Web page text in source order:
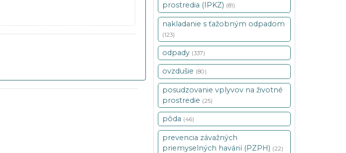
prostredia (IPKZ) (81)
nakladanie s ťažobným odpadom
(123)
odpady (337)
ovzdušie (80)
posudzovanie vplyvov na životné
prostredie (25)
pôda (46)
prevencia závažných
priemyselných havárií (PZPH) (22)